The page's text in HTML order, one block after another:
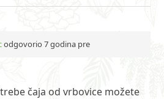
odgovorio 7 godina pre
čaja od vrbovice možete